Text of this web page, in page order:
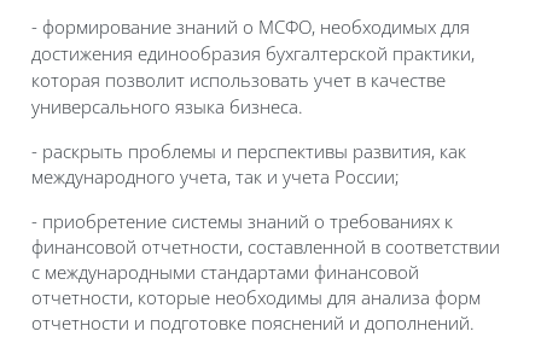
- формирование знаний о МСФО, необходимых для
достижения единообразия бухгалтерской практики,
которая позволит использовать учет в качестве
универсального языка бизнеса.
- раскрыть проблемы и перспективы развития, как
международного учета, так и учета России;
- приобретение системы знаний о требованиях к
финансовой отчетности, составленной в соответствии
с международными стандартами финансовой
отчетности, которые необходимы для анализа форм
отчетности и подготовке пояснений и дополнений.